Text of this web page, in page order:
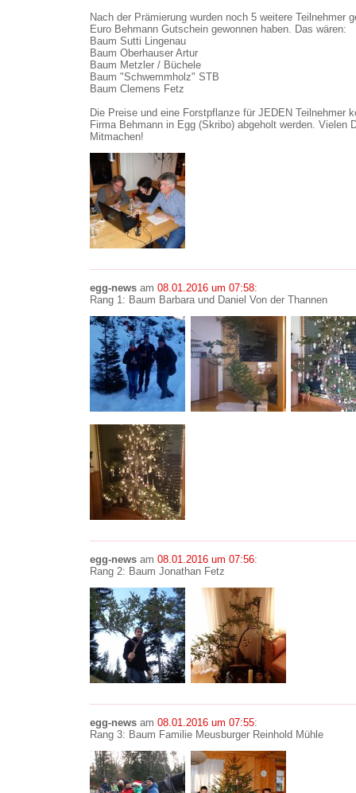
Nach der Prämierung wurden noch 5 weitere Teilnehmer
Euro Behmann Gutschein gewonnen haben. Das wären:
Baum Sutti Lingenau
Baum Oberhauser Artur
Baum Metzler / Büchele
Baum "Schwemmholz" STB
Baum Clemens Fetz
Die Preise und eine Forstpflanze für JEDEN Teilnehmer
Firma Behmann in Egg (Skribo) abgeholt werden. Vielen
Mitmachen!
egg-news am 08.01.2016 um 07:58:
Rang 1: Baum Barbara und Daniel Von der Thannen
egg-news am 08.01.2016 um 07:56:
Rang 2: Baum Jonathan Fetz
egg-news am 08.01.2016 um 07:55:
Rang 3: Baum Familie Meusburger Reinhold Mühle